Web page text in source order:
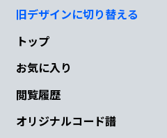
旧デザインに切り替える
トップ
お気に入り
閲覧履歴
オリジナルコード譜